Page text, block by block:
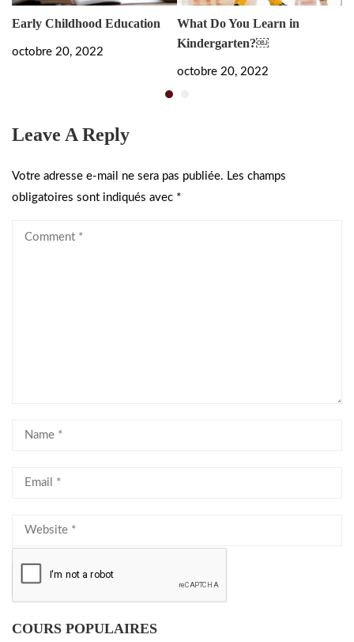
Early Childhood Education
octobre 20, 2022
What Do You Learn in
Kindergarten?￼
octobre 20, 2022
Leave A Reply
Votre adresse e-mail ne sera pas publiée. Les champs
obligatoires sont indiqués avec *
COURS POPULAIRES